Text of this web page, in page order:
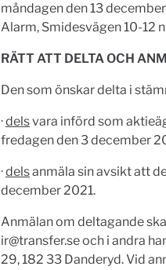
måndagen den 13
Alarm, Smidesvägen 10-12
RÄTT ATT DELTA OCH
Den som önskar delta i
·delsvara införd som
fredagen den 3 december
·delsanmäla sin avsikt att
december 2021.
Anmälan om deltagande
ir@transfer.seoch i andra
29, 182 33 Danderyd. Vid